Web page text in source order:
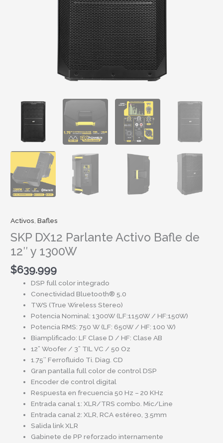
Activos ,Bafles
SKP DX12 Parlante Activo Bafle de
12″ y 1300W
$639.999
DSP full color integrado
Conectividad Bluetooth® 5.0
TWS (True Wireless Stereo)
Potencia Nominal: 1300W (LF:1150W / HF:150W)
Potencia RMS: 750 W (LF: 650W / HF: 100 W)
Biamplificado: LF Clase D / HF: Clase AB
12” Woofer / 3” TIL VC / 50 Oz
1.75’’ Ferrofluido Ti. Diag. CD
Gran pantalla full color de control DSP
Encoder de control digital
Respuesta en frecuencia 50 Hz – 20 KHz
Entrada canal 1: XLR/TRS combo. Mic/Line
Entrada canal 2: XLR, RCA estéreo, 3.5mm
Salida link XLR
Gabinete de PP reforzado internamente